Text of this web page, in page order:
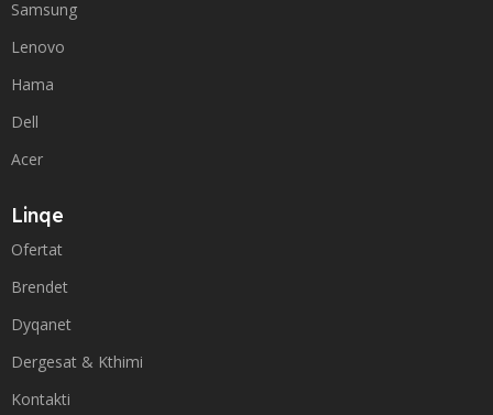
Samsung
Lenovo
Hama
Dell
Acer
Linqe
Ofertat
Brendet
Dyqanet
Dergesat & Kthimi
Kontakti